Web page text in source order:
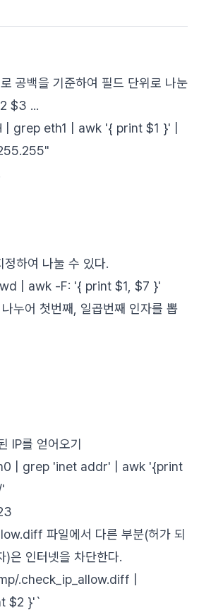
공백을 기준하여 필드 단위로 나눈
$3 ...
| grep eth1 | awk '{ print $1 }' |
하여 나눌 수 있다.
| awk -F: '{ print $1, $7 }'
누어 첫번째, 일곱번째 인자를 뽑
IP를 얻어오기
| grep 'inet addr' | awk '{print
파일에서 다른 부분(허가 되
)은 인터넷을 차단한다.
.check_ip_allow.diff |
$2 }'`